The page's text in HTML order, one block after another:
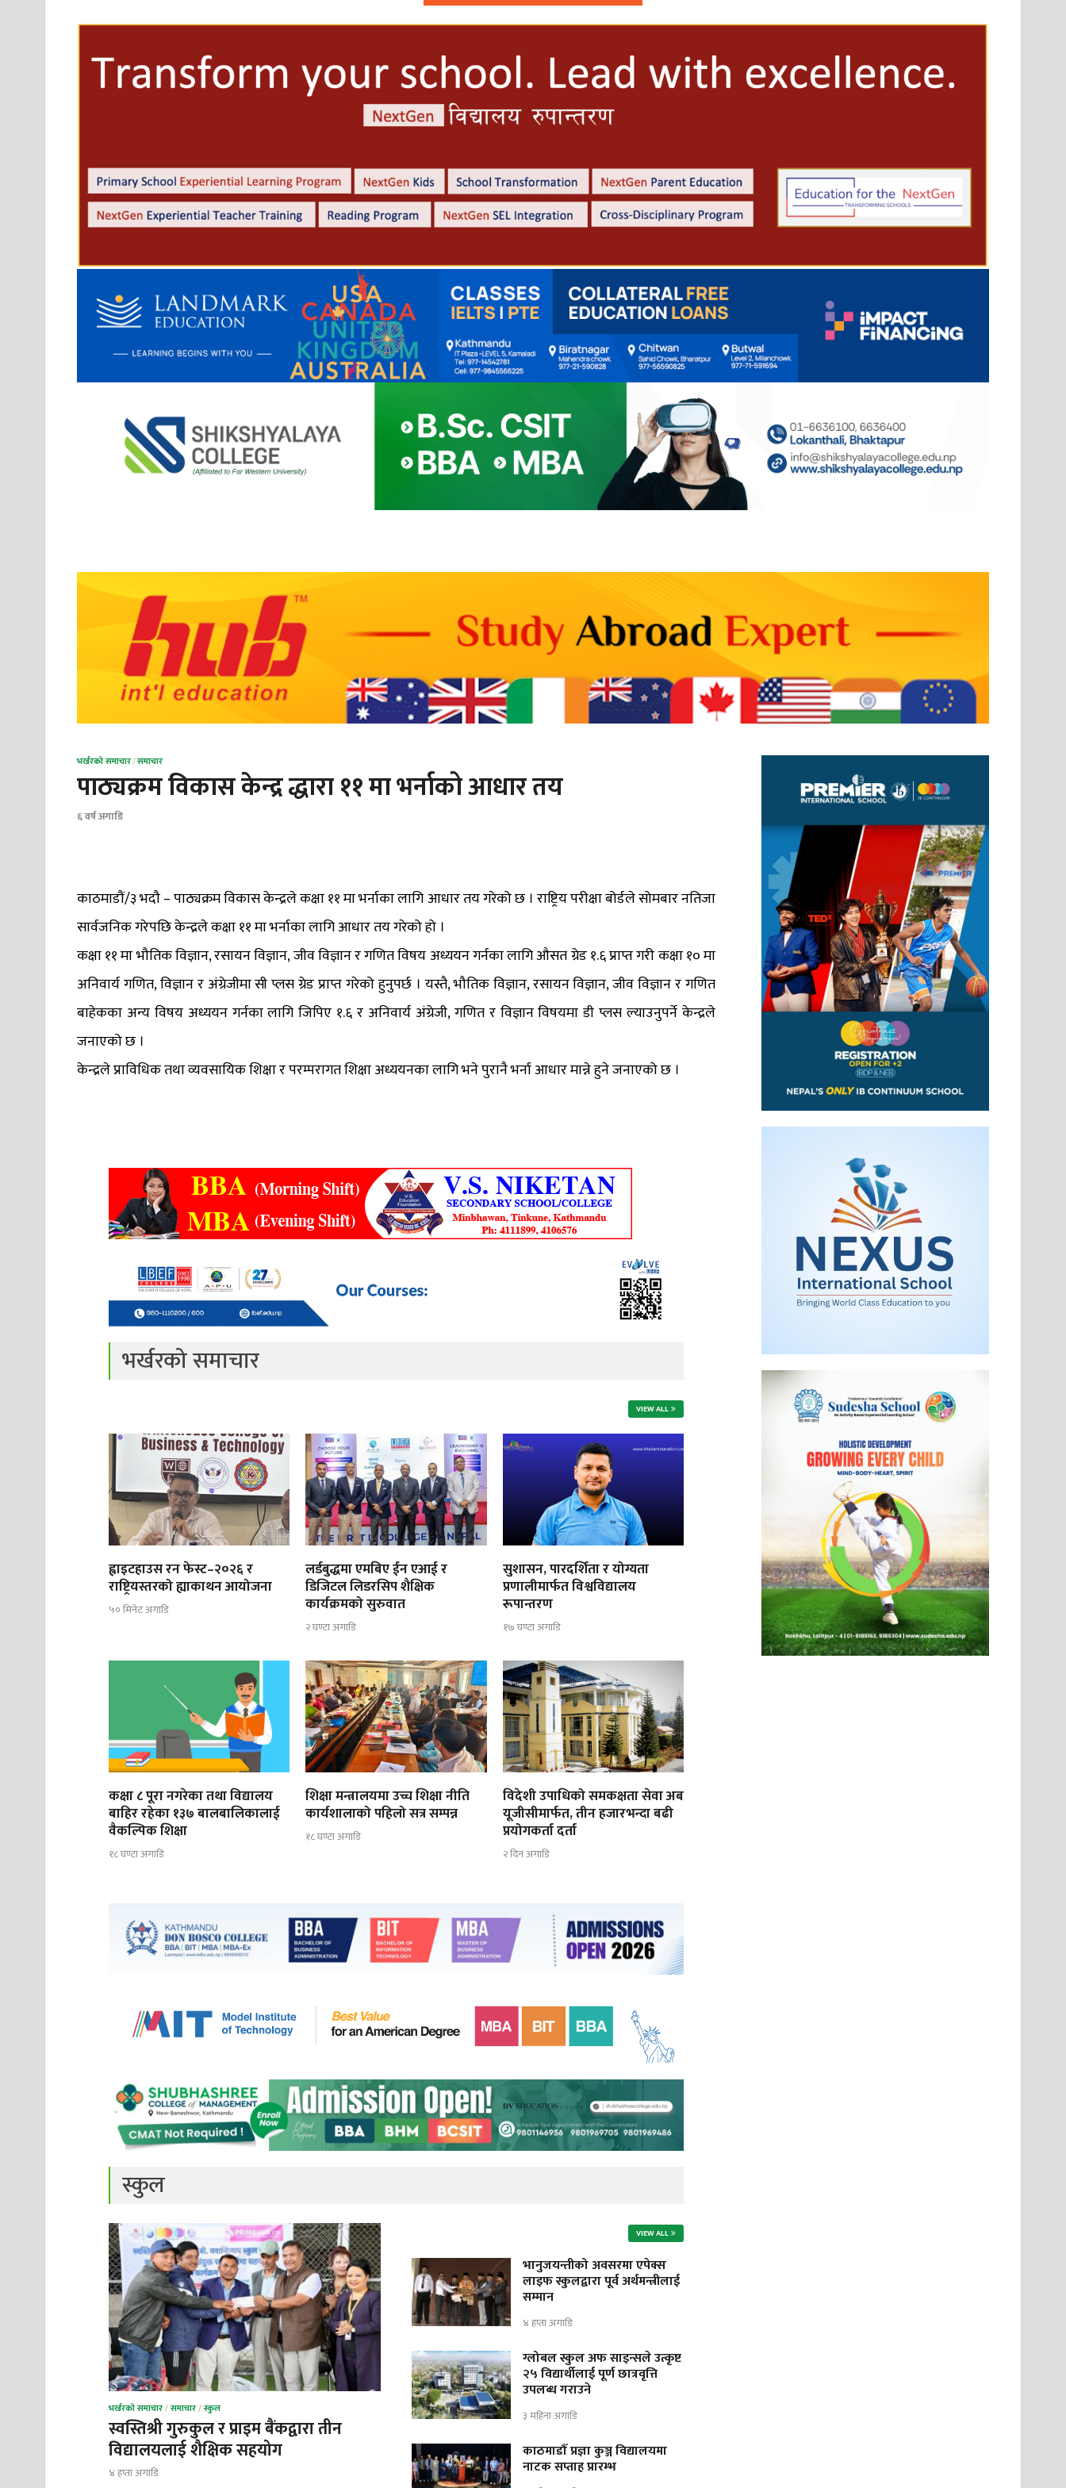
भर्खरको समाचार/समाचार
पाठ्यक्रम विकास केन्द्र द्धारा ११ मा भर्नाको आधार तय
६ वर्ष अगाडि
काठमाडौं/३ भदौ – पाठ्यक्रम विकास केन्द्रले कक्षा ११ मा भर्नाका लागि आधार तय गरेको छ । राष्ट्रिय परीक्षा बोर्डले सोमबार नतिजा
सार्वजनिक गरेपछि केन्द्रले कक्षा ११ मा भर्नाका लागि आधार तय गरेको हो ।
कक्षा ११ मा भौतिक विज्ञान, रसायन विज्ञान, जीव विज्ञान र गणित विषय अध्ययन गर्नका लागि औसत ग्रेड १.६ प्राप्त गरी कक्षा १० मा
अनिवार्य गणित, विज्ञान र अंग्रेजीमा सी प्लस ग्रेड प्राप्त गरेको हुनुपर्छ । यस्तै, भौतिक विज्ञान, रसायन विज्ञान, जीव विज्ञान र गणित
बाहेकका अन्य विषय अध्ययन गर्नका लागि जिपिए १.६ र अनिवार्य अंग्रेजी, गणित र विज्ञान विषयमा डी प्लस ल्याउनुपर्ने केन्द्रले
जनाएको छ ।
केन्द्रले प्राविधिक तथा व्यवसायिक शिक्षा र परम्परागत शिक्षा अध्ययनका लागि भने पुरानै भर्ना आधार मान्ने हुने जनाएको छ ।
भर्खरको समाचार
VIEW ALL
ह्वाइटहाउस रन फेस्ट–२०२६ र
राष्ट्रियस्तरको ह्याकाथन आयोजना
५० मिनेट अगाडि
लर्डबुद्धमा एमबिए ईन एआई र
डिजिटल लिडरसिप शैक्षिक
कार्यक्रमको सुरुवात
२ घण्टा अगाडि
सुशासन, पारदर्शिता र योग्यता
प्रणालीमार्फत विश्वविद्यालय
रूपान्तरण
१७ घण्टा अगाडि
कक्षा ८ पूरा नगरेका तथा विद्यालय
बाहिर रहेका १३७ बालबालिकालाई
वैकल्पिक शिक्षा
१८ घण्टा अगाडि
शिक्षा मन्त्रालयमा उच्च शिक्षा नीति
कार्यशालाको पहिलो सत्र सम्पन्न
१८ घण्टा अगाडि
विदेशी उपाधिको समकक्षता सेवा अब
यूजीसीमार्फत, तीन हजारभन्दा बढी
प्रयोगकर्ता दर्ता
२ दिन अगाडि
स्कुल
VIEW ALL
भर्खरको समाचार/समाचार/स्कुल
स्वस्तिश्री गुरुकुल र प्राइम बैंकद्वारा तीन
विद्यालयलाई शैक्षिक सहयोग
४ हप्ता अगाडि
भानुजयन्तीको अवसरमा एपेक्स
लाइफ स्कुलद्वारा पूर्व अर्थमन्त्रीलाई
सम्मान
४ हप्ता अगाडि
ग्लोबल स्कुल अफ साइन्सले उत्कृष्ट
२५ विद्यार्थीलाई पूर्ण छात्रवृत्ति
उपलब्ध गराउने
३ महिना अगाडि
काठमाडौँ प्रज्ञा कुञ्ज विद्यालयमा
नाटक सप्ताह प्रारम्भ